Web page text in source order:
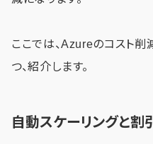
ここでは、Azureのコスト
つ、紹介します。
自動スケーリングと割